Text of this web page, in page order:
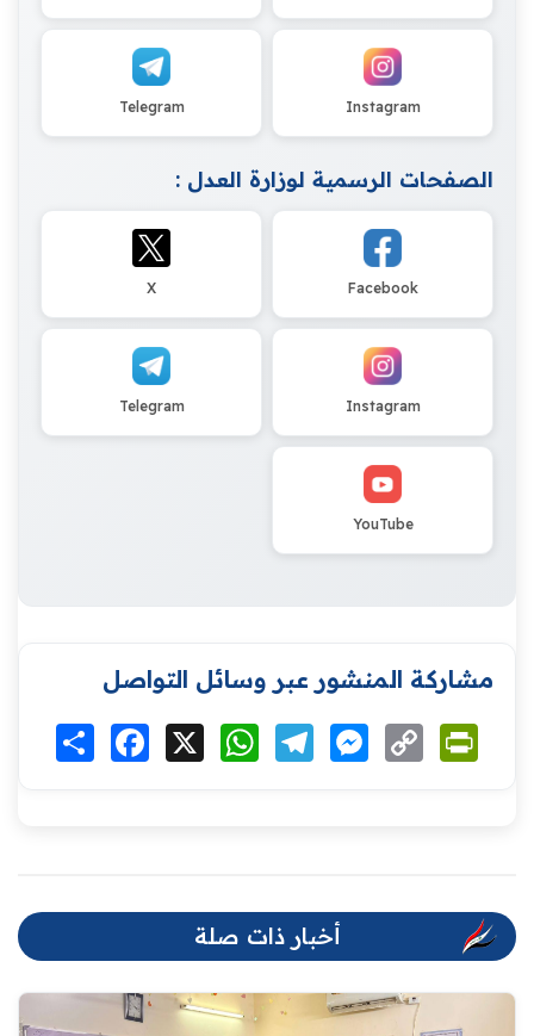
Instagram
Telegram
الصفحات الرسمية لوزارة العدل :
Facebook
X
Instagram
Telegram
YouTube
مشاركة المنشور عبر وسائل التواصل
انشر Facebook WhatsAppTelegramMessenger
Copy
Link
أخبار ذات صلة